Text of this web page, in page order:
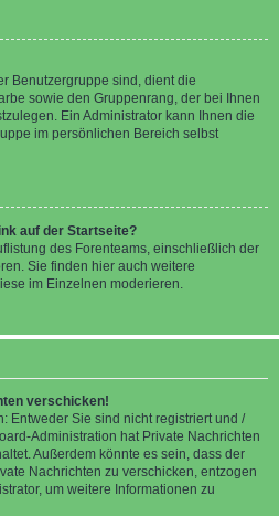
Benutzergruppe sind, dient die
sowie den Gruppenrang, der bei Ihnen
Ein Administrator kann Ihnen die
im persönlichen Bereich selbst
auf der Startseite?
des Forenteams, einschließlich der
Sie finden hier auch weitere
im Einzelnen moderieren.
verschicken!
Entweder Sie sind nicht registriert und /
Administration hat Private Nachrichten
Außerdem könnte es sein, dass der
Nachrichten zu verschicken, entzogen
um weitere Informationen zu